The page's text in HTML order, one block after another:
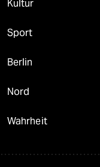
Kultur
Sport
Berlin
Nord
Wahrheit